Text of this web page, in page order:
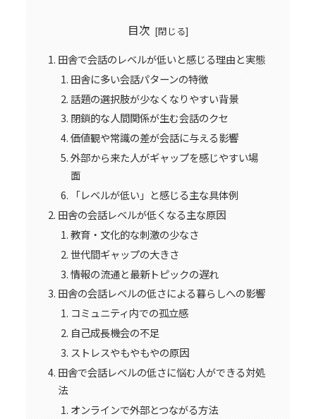
目次
田舎で会話のレベルが低いと感じる理由と実態
田舎に多い会話パターンの特徴
話題の選択肢が少なくなりやすい背景
閉鎖的な人間関係が生む会話のクセ
価値観や常識の差が会話に与える影響
外部から来た人がギャップを感じやすい場
面
「レベルが低い」と感じる主な具体例
田舎の会話レベルが低くなる主な原因
教育・文化的な刺激の少なさ
世代間ギャップの大きさ
情報の流通と最新トピックの遅れ
田舎の会話レベルの低さによる暮らしへの影響
コミュニティ内での孤立感
自己成長機会の不足
ストレスやもやもやの原因
田舎で会話レベルの低さに悩む人ができる対処
法
オンラインで外部とつながる方法